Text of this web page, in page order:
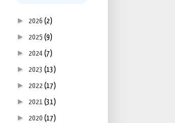
► 2026 (2)
► 2025 (9)
► 2024 (7)
► 2023 (13)
► 2022 (17)
► 2021 (31)
► 2020 (17)